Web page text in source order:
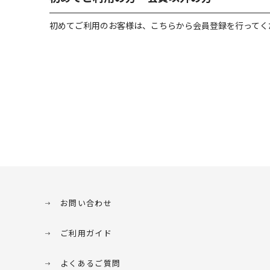
初めてご利用のお客様は、こちらから会員登録を行って
お問い合わせ
ご利用ガイド
よくあるご質問